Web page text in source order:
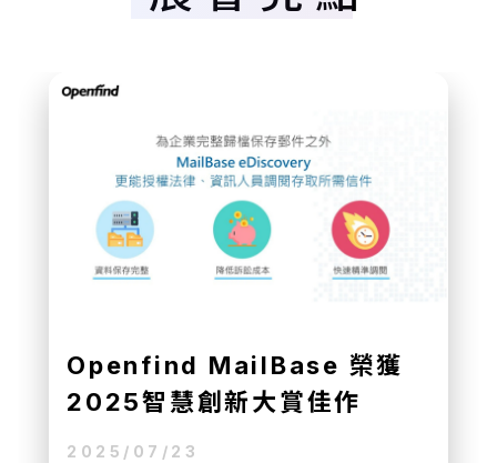
台灣微軟區域資料中心啟用滿
週年 驅動雲端成長與產業升
級
2025/07/23